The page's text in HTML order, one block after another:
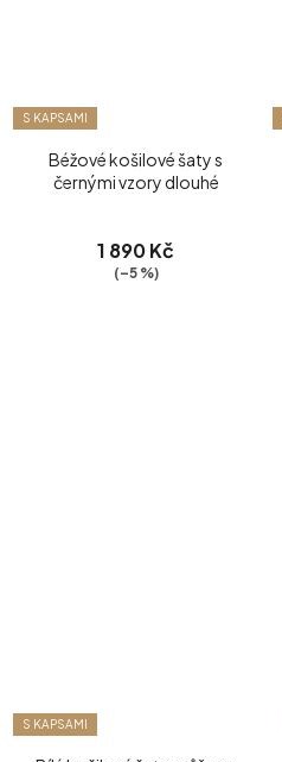
S KAPSAMI
Béžové košilové šaty s
černými vzory dlouhé
1 890 Kč
(–5 %)
S KAPSAMI